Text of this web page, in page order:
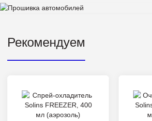
Рекомендуем